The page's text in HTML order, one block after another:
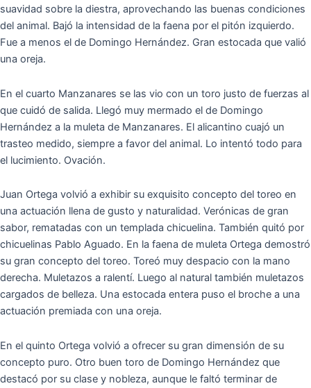
suavidad sobre la diestra, aprovechando las buenas condiciones
del animal. Bajó la intensidad de la faena por el pitón izquierdo.
Fue a menos el de Domingo Hernández. Gran estocada que valió
una oreja.
En el cuarto Manzanares se las vio con un toro justo de fuerzas al
que cuidó de salida. Llegó muy mermado el de Domingo
Hernández a la muleta de Manzanares. El alicantino cuajó un
trasteo medido, siempre a favor del animal. Lo intentó todo para
el lucimiento. Ovación.
Juan Ortega volvió a exhibir su exquisito concepto del toreo en
una actuación llena de gusto y naturalidad. Verónicas de gran
sabor, rematadas con un templada chicuelina. También quitó por
chicuelinas Pablo Aguado. En la faena de muleta Ortega demostró
su gran concepto del toreo. Toreó muy despacio con la mano
derecha. Muletazos a ralentí. Luego al natural también muletazos
cargados de belleza. Una estocada entera puso el broche a una
actuación premiada con una oreja.
En el quinto Ortega volvió a ofrecer su gran dimensión de su
concepto puro. Otro buen toro de Domingo Hernández que
destacó por su clase y nobleza, aunque le faltó terminar de